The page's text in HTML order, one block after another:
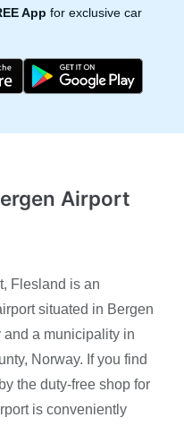
App for exclusive car
Airport
Flesland is an
situated in Bergen
and a municipality in
Norway. If you find
the duty-free shop for
is conveniently